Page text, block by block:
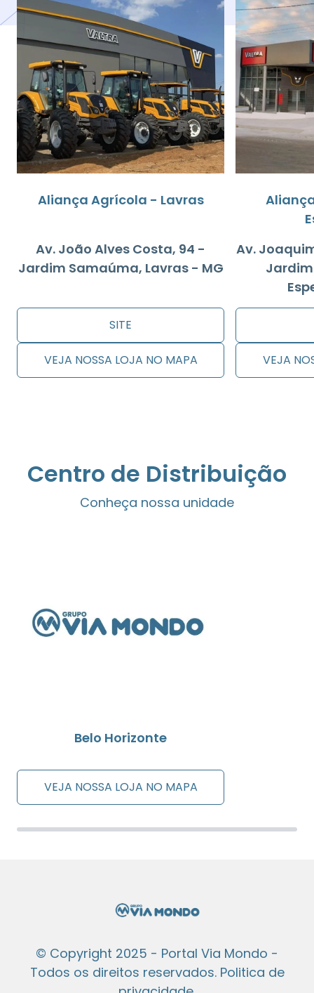
Aliança Agrícola - Lavras
Av. João Alves Costa, 94 -
Jardim Samaúma, Lavras - MG
SITE
VEJA NOSSA LOJA NO MAPA
Av.
Jardim
VEJA
Centro de Distribuição
Conheça nossa unidade
Belo Horizonte
VEJA NOSSA LOJA NO MAPA
© Copyright 2025 - Portal Via Mondo -
Todos os direitos reservados. Politica de